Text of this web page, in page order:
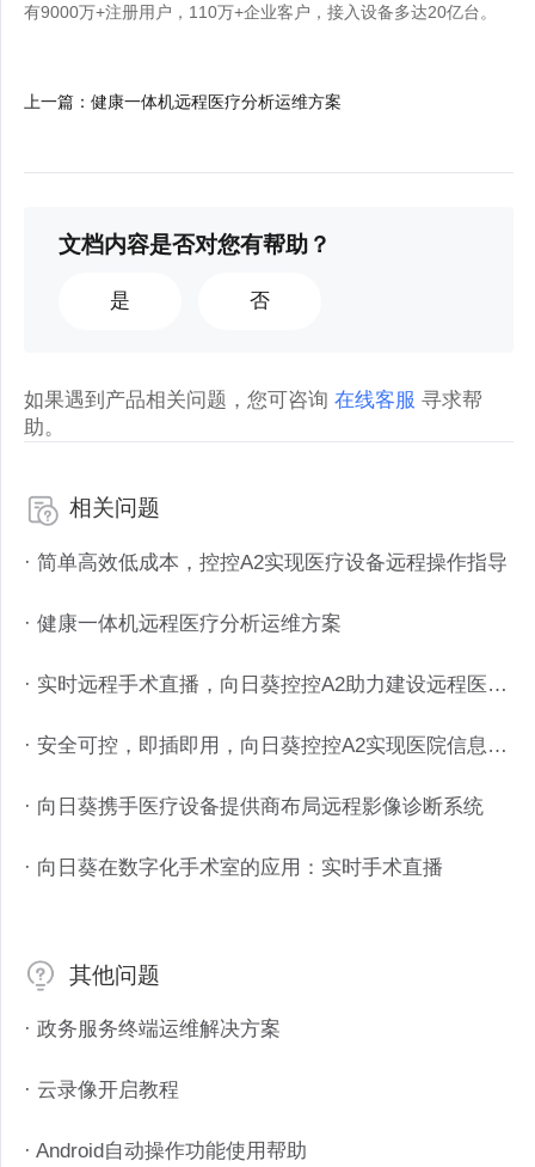
有9000万+注册用户，110万+企业客户，接入设备多达20亿台。
上一篇 ：健康一体机远程医疗分析运维方案
文档内容是否对您有帮助？
是 否
如果遇到产品相关问题，您可咨询在线客服 寻求帮
助。
相关问题
· 简单高效低成本，控控A2实现医疗设备远程操作指导
· 健康一体机远程医疗分析运维方案
· 实时远程手术直播，向日葵控控A2助力建设远程医疗视频平台
· 安全可控，即插即用，向日葵控控A2实现医院信息系统高效远程运维
· 向日葵携手医疗设备提供商布局远程影像诊断系统
· 向日葵在数字化手术室的应用：实时手术直播
其他问题
· 政务服务终端运维解决方案
· 云录像开启教程
· Android自动操作功能使用帮助